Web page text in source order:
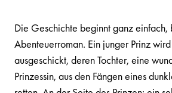
Die Geschichte beginnt ganz
Abenteuerroman. Ein junger Prinz
ausgeschickt, deren Tochter, eine
Prinzessin, aus den Fängen eines